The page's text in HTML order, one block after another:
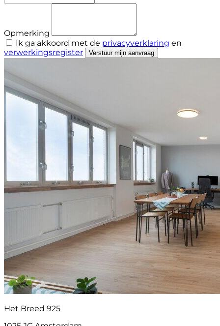
Opmerking
Ik ga akkoord met de privacyverklaring en
verwerkingsregister
Verstuur mijn aanvraag
Het Breed 925